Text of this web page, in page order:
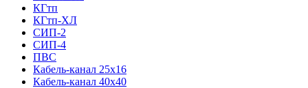
КГтп
КГтп-ХЛ
СИП-2
СИП-4
ПВС
Кабель-канал 25х16
Кабель-канал 40х40